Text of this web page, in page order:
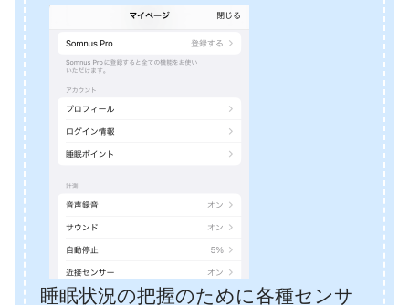
睡眠状況の把握のために各種センサ